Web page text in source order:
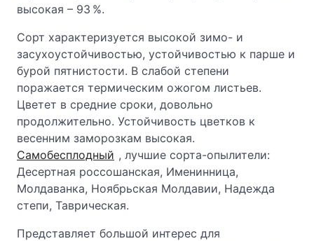
высокая – 93 %.
Сорт характеризуется высокой зимо- и
засухоустойчивостью, устойчивостью к парше и
бурой пятнистости. В слабой степени
поражается термическим ожогом листьев.
Цветет в средние сроки, довольно
продолжительно. Устойчивость цветков к
весенним заморозкам высокая.
Самобесплодный , лучшие сорта-опылители:
Десертная россошанская, Именинница,
Молдаванка, Ноябрьская Молдавии, Надежда
степи, Таврическая.
Представляет большой интерес для